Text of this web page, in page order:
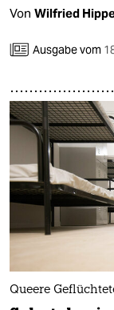
Von Wilfried
Ausgabe vom
Queere